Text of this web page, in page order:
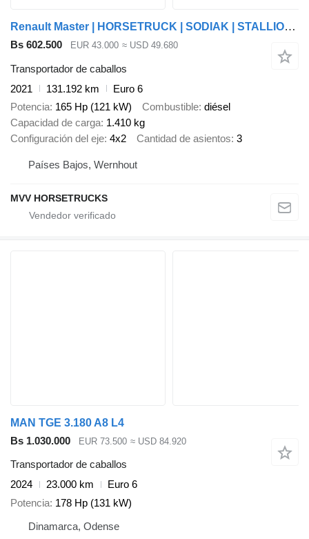
Renault Master | HORSETRUCK | SODIAK | STALLION 3XL
Bs 602.500 EUR 43.000 ≈ USD 49.680
Transportador de caballos
2021
131.192 km
Euro 6
Potencia 165 Hp (121 kW) Combustible diésel
Capacidad de carga 1.410 kg
Configuración del eje 4x2 Cantidad de asientos 3
Países Bajos, Wernhout
MVV HORSETRUCKS
MAN TGE 3.180 A8 L4
Bs 1.030.000
EUR 73.500 ≈ USD 84.920
Transportador de caballos
2024
23.000 km
Euro 6
Potencia 178 Hp (131 kW)
Dinamarca, Odense